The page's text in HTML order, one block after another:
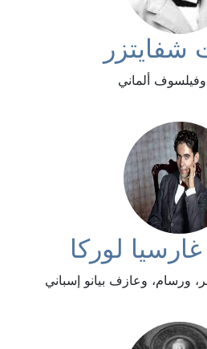
شفايتزر
ألماني
لوركا
ورسام، وعازف بيانو إسباني